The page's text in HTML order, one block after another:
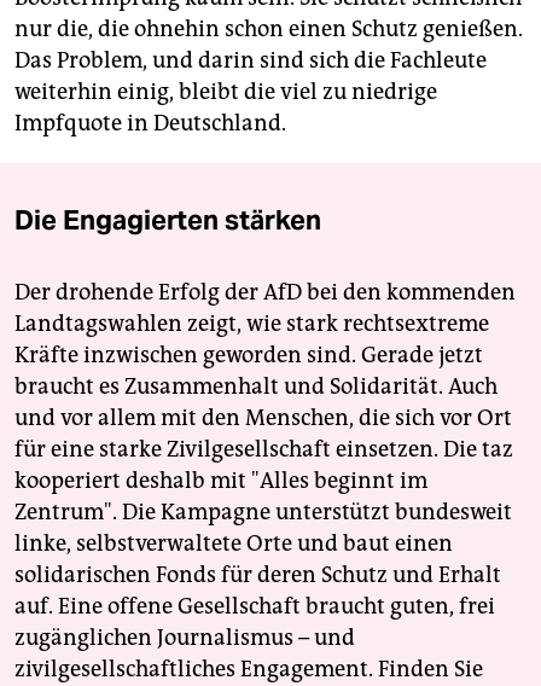
nur die, die ohnehin schon einen Schutz genießen.
Das Problem, und darin sind sich die Fachleute
weiterhin einig, bleibt die viel zu niedrige
Impfquote in Deutschland.
Die Engagierten stärken
Der drohende Erfolg der AfD bei den kommenden
Landtagswahlen zeigt, wie stark rechtsextreme
Kräfte inzwischen geworden sind. Gerade jetzt
braucht es Zusammenhalt und Solidarität. Auch
und vor allem mit den Menschen, die sich vor Ort
für eine starke Zivilgesellschaft einsetzen. Die taz
kooperiert deshalb mit "Alles beginnt im
Zentrum". Die Kampagne unterstützt bundesweit
linke, selbstverwaltete Orte und baut einen
solidarischen Fonds für deren Schutz und Erhalt
auf. Eine offene Gesellschaft braucht guten, frei
zugänglichen Journalismus – und
zivilgesellschaftliches Engagement. Finden Sie